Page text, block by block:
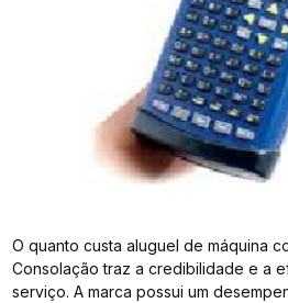
O quanto custa aluguel de máquina
Consolação traz a credibilidade e a
serviço. A marca possui um